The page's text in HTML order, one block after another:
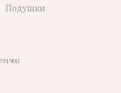
Подушки